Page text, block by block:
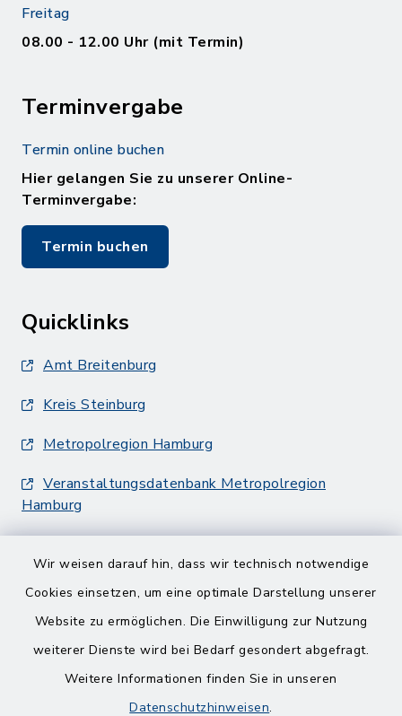
Wir weisen darauf hin, dass wir technisch notwendige
Cookies einsetzen, um eine optimale Darstellung unserer
Website zu ermöglichen. Die Einwilligung zur Nutzung
weiterer Dienste wird bei Bedarf gesondert abgefragt.
Weitere Informationen finden Sie in unseren
Datenschutzhinweisen.
Freitag
08.00 - 12.00 Uhr (mit Termin)
Terminvergabe
Termin online buchen
Hier gelangen Sie zu unserer Online-
Terminvergabe:
Termin buchen
Quicklinks
Amt Breitenburg
Kreis Steinburg
Metropolregion Hamburg
Veranstaltungsdatenbank Metropolregion
Hamburg
Barrierefreiheit